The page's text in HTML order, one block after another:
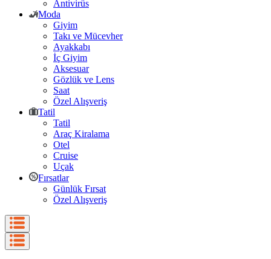
Antivirüs
Moda
Giyim
Takı ve Mücevher
Ayakkabı
İç Giyim
Aksesuar
Gözlük ve Lens
Saat
Özel Alışveriş
Tatil
Tatil
Araç Kiralama
Otel
Cruise
Uçak
Fırsatlar
Günlük Fırsat
Özel Alışveriş